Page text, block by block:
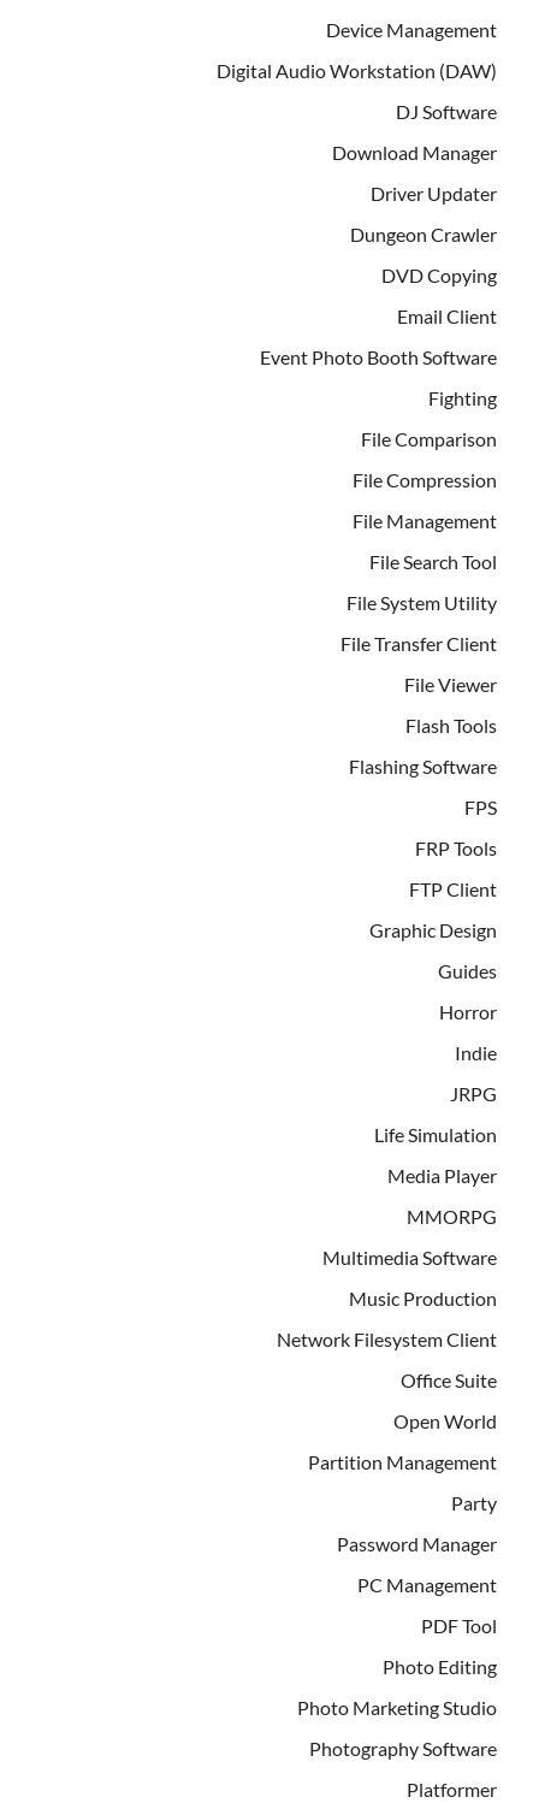
Device Management
Digital Audio Workstation (DAW)
DJ Software
Download Manager
Driver Updater
Dungeon Crawler
DVD Copying
Email Client
Event Photo Booth Software
Fighting
File Comparison
File Compression
File Management
File Search Tool
File System Utility
File Transfer Client
File Viewer
Flash Tools
Flashing Software
FPS
FRP Tools
FTP Client
Graphic Design
Guides
Horror
Indie
JRPG
Life Simulation
Media Player
MMORPG
Multimedia Software
Music Production
Network Filesystem Client
Office Suite
Open World
Partition Management
Party
Password Manager
PC Management
PDF Tool
Photo Editing
Photo Marketing Studio
Photography Software
Platformer